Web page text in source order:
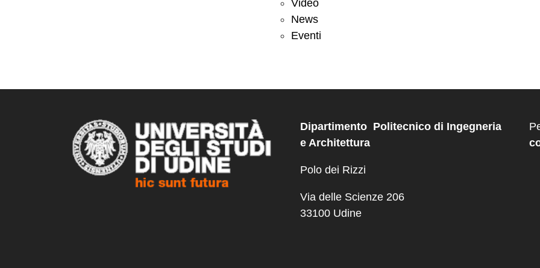
Video
News
Eventi
Dipartimento Politecnico di Ingegneria
e Architettura
Polo dei Rizzi
Via delle Scienze 206
33100 Udine